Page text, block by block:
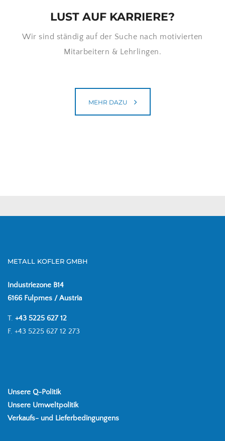
LUST AUF KARRIERE?
Wir sind ständig auf der Suche nach motivierten
Mitarbeitern & Lehrlingen.
MEHR DAZU
METALL KOFLER GMBH
Industriezone B14
6166 Fulpmes / Austria
T. +43 5225 627 12
F. +43 5225 627 12 273
Unsere Q-Politik
Unsere Umweltpolitik
Verkaufs- und Lieferbedingungens